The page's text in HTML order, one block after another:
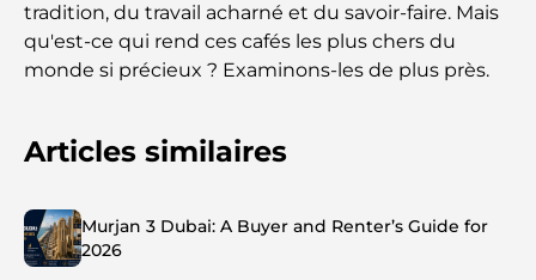
tradition, du travail acharné et du savoir-faire. Mais
qu'est-ce qui rend ces cafés les plus chers du
monde si précieux ? Examinons-les de plus près.
Articles similaires
Murjan 3 Dubai: A Buyer and Renter’s Guide for
2026